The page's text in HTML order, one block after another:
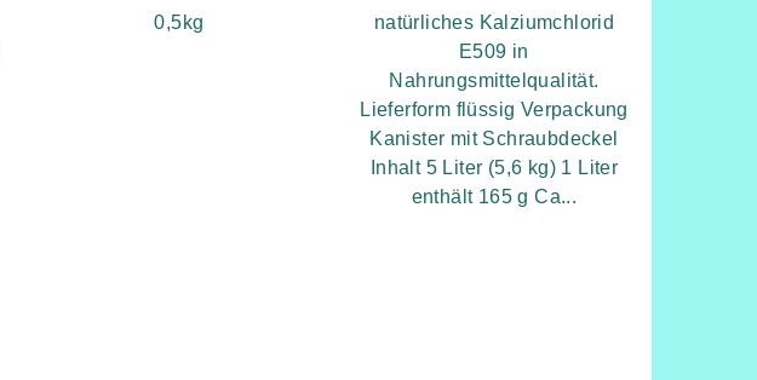
0,5kg
natürliches Kalziumchlorid
E509 in
Nahrungsmittelqualität.
Lieferform flüssig Verpackung
Kanister mit Schraubdeckel
Inhalt 5 Liter (5,6 kg) 1 Liter
enthält 165 g Ca...